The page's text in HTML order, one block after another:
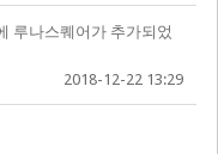
루나스퀘어가 추가되었
2018-12-22 13:29